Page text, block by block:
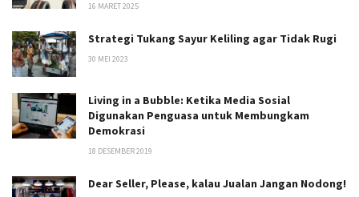
16 MARET 2025
Strategi Tukang Sayur Keliling agar Tidak Rugi
30 MEI 2023
Living in a Bubble: Ketika Media Sosial
Digunakan Penguasa untuk Membungkam
Demokrasi
18 DESEMBER 2019
Dear Seller, Please, kalau Jualan Jangan Nodong!